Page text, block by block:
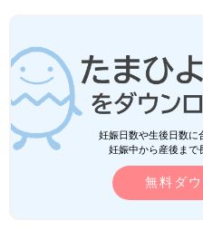
妊娠日数や生後日数に
妊娠中から産後まで
無料ダ